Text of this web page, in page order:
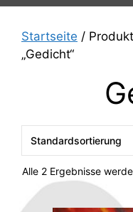
Startseite /
„Gedicht“
Alle 2 Ergebnisse